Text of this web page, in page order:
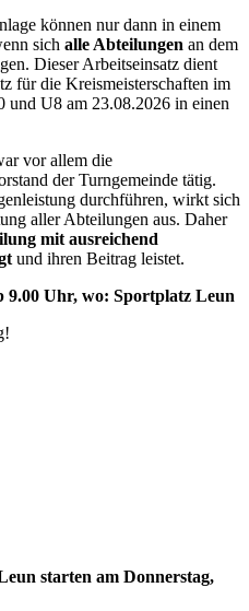
können nur dann in einem
sich alle Abteilungen an dem
Dieser Arbeitseinsatz dient
für die Kreismeisterschaften im
U8 am 23.08.2026 in einen
vor allem die
der Turngemeinde tätig.
durchführen, wirkt sich
aller Abteilungen aus. Daher
mit ausreichend
und ihren Beitrag leistet.
9.00 Uhr, wo: Sportplatz Leun
starten am Donnerstag,